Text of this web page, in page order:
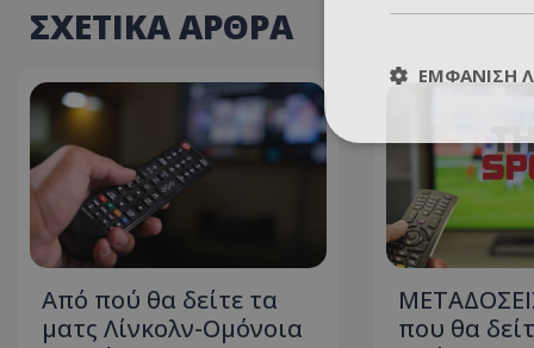
ΣΧΕΤΙΚΑ ΑΡΘΡΑ
Από πού θα δείτε τα
ματς Λίνκολν-Ομόνοια
που θα
ΕΜΦΆΝΙΣΗ